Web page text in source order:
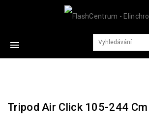

Tripod Air Click 105-244 Cm